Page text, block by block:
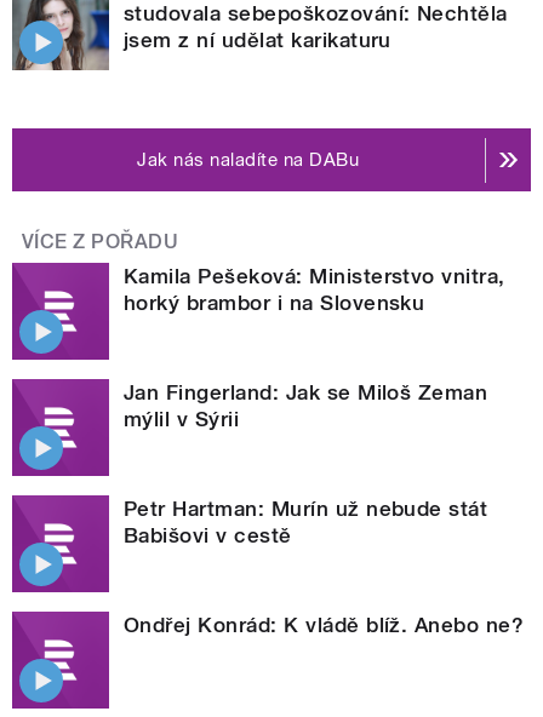
studovala sebepoškozování: Nechtěla
jsem z ní udělat karikaturu
Jak nás naladíte na DABu
VÍCE Z POŘADU
Kamila Pešeková: Ministerstvo vnitra,
horký brambor i na Slovensku
Jan Fingerland: Jak se Miloš Zeman
mýlil v Sýrii
Petr Hartman: Murín už nebude stát
Babišovi v cestě
Ondřej Konrád: K vládě blíž. Anebo ne?